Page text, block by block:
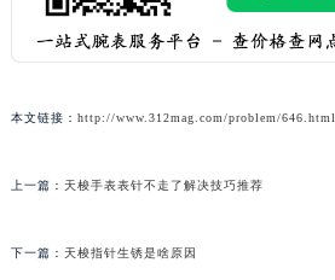
本文链接： http://www.312mag.com/problem/646.html
上一篇： 天梭手表表针不走了解决技巧推荐
下一篇： 天梭指针生锈是啥原因